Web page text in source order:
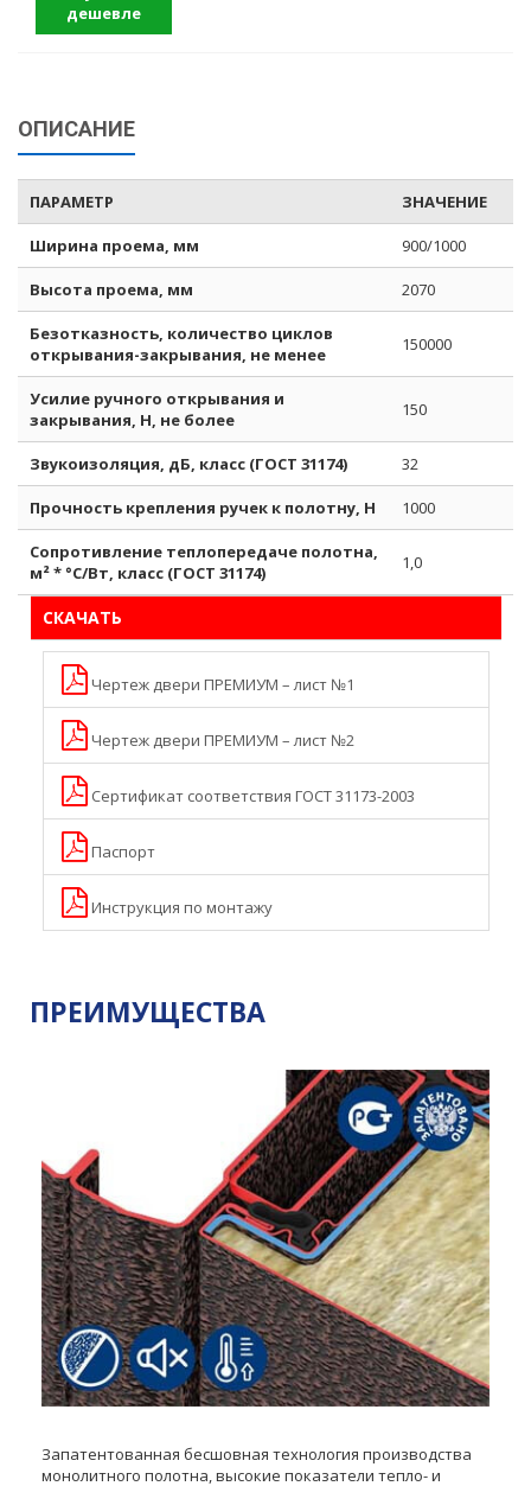
дешевле
ОПИСАНИЕ
ПАРАМЕТР ЗНАЧЕНИЕ
Ширина проема, мм 900/1000
Высота проема, мм 2070
Безотказность, количество циклов
открывания-закрывания, не менее
150000
Усилие ручного открывания и
закрывания, Н, не более
150
Звукоизоляция, дБ, класс (ГОСТ 31174) 32
Прочность крепления ручек к полотну, H 1000
Сопротивление теплопередаче полотна,
м² * °С/Вт, класс (ГОСТ 31174)
1,0
СКАЧАТЬ
Чертеж двери ПРЕМИУМ – лист №1
Чертеж двери ПРЕМИУМ – лист №2
Сертификат соответствия ГОСТ 31173-2003
Паспорт
Инструкция по монтажу
ПРЕИМУЩЕСТВА
Запатентованная бесшовная технология производства
монолитного полотна, высокие показатели тепло- и